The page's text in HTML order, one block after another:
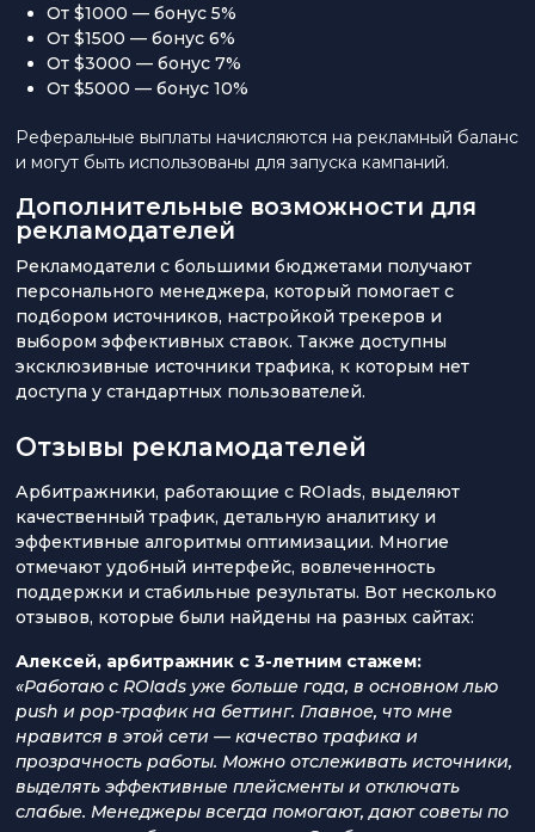
От $1000 — бонус 5%
От $1500 — бонус 6%
От $3000 — бонус 7%
От $5000 — бонус 10%
Реферальные выплаты начисляются на рекламный баланс
и могут быть использованы для запуска кампаний.
Дополнительные возможности для
рекламодателей
Рекламодатели с большими бюджетами получают
персонального менеджера, который помогает с
подбором источников, настройкой трекеров и
выбором эффективных ставок. Также доступны
эксклюзивные источники трафика, к которым нет
доступа у стандартных пользователей.
Отзывы рекламодателей
Арбитражники, работающие с ROIads, выделяют
качественный трафик, детальную аналитику и
эффективные алгоритмы оптимизации. Многие
отмечают удобный интерфейс, вовлеченность
поддержки и стабильные результаты. Вот несколько
отзывов, которые были найдены на разных сайтах:
Алексей, арбитражник с 3-летним стажем:
«Работаю с ROIads уже больше года, в основном лью
push и pop-трафик на беттинг. Главное, что мне
нравится в этой сети — качество трафика и
прозрачность работы. Можно отслеживать источники,
выделять эффективные плейсменты и отключать
слабые. Менеджеры всегда помогают, дают советы по